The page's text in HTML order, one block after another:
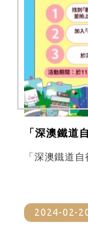
「深澳鐵道
「深澳鐵道
2024-02-